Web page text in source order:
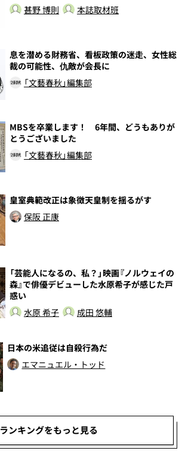
甚野 博則
本誌取材班
息を潜める財務省、看板政策の迷走、女性総
裁の可能性、仇敵が会長に
「文藝春秋」編集部
MBSを卒業します！ 6年間、どうもありが
とうございました
「文藝春秋」編集部
皇室典範改正は象徴天皇制を揺るがす
保阪 正康
「芸能人になるの、私？」映画『ノルウェイの
森』で俳優デビューした水原希子が感じた戸
惑い
水原 希子
成田 悠輔
日本の米追従は自殺行為だ
エマニュエル・トッド
ランキングをもっと見る